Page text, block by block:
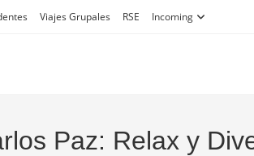
Viajes Grupales RSE Incoming
Paz: Relax y